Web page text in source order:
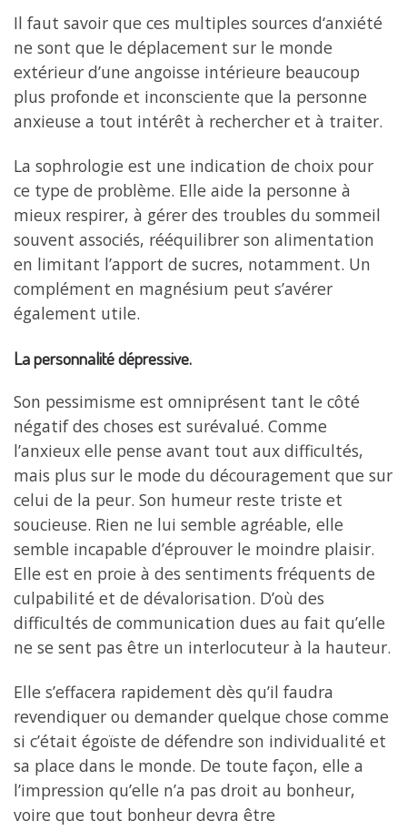
Il faut savoir que ces multiples sources d‘anxiété
ne sont que le déplacement sur le monde
extérieur d’une angoisse intérieure beaucoup
plus profonde et inconsciente que la personne
anxieuse a tout intérêt à rechercher et à traiter.
La sophrologie est une indication de choix pour
ce type de problème. Elle aide la personne à
mieux respirer, à gérer des troubles du sommeil
souvent associés, rééquilibrer son alimentation
en limitant l’apport de sucres, notamment. Un
complément en magnésium peut s’avérer
également utile.
La personnalité dépressive.
Son pessimisme est omniprésent tant le côté
négatif des choses est surévalué. Comme
l’anxieux elle pense avant tout aux difficultés,
mais plus sur le mode du découragement que sur
celui de la peur. Son humeur reste triste et
soucieuse. Rien ne lui semble agréable, elle
semble incapable d’éprouver le moindre plaisir.
Elle est en proie à des sentiments fréquents de
culpabilité et de dévalorisation. D’où des
difficultés de communication dues au fait qu’elle
ne se sent pas être un interlocuteur à la hauteur.
Elle s’effacera rapidement dès qu’il faudra
revendiquer ou demander quelque chose comme
si c’était égoïste de défendre son individualité et
sa place dans le monde. De toute façon, elle a
l’impression qu’elle n’a pas droit au bonheur,
voire que tout bonheur devra être